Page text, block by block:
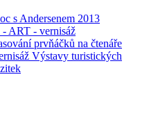
s Andersenem 2013
- ART - vernisáž
prvňáčků na čtenáře
Výstavy turistických